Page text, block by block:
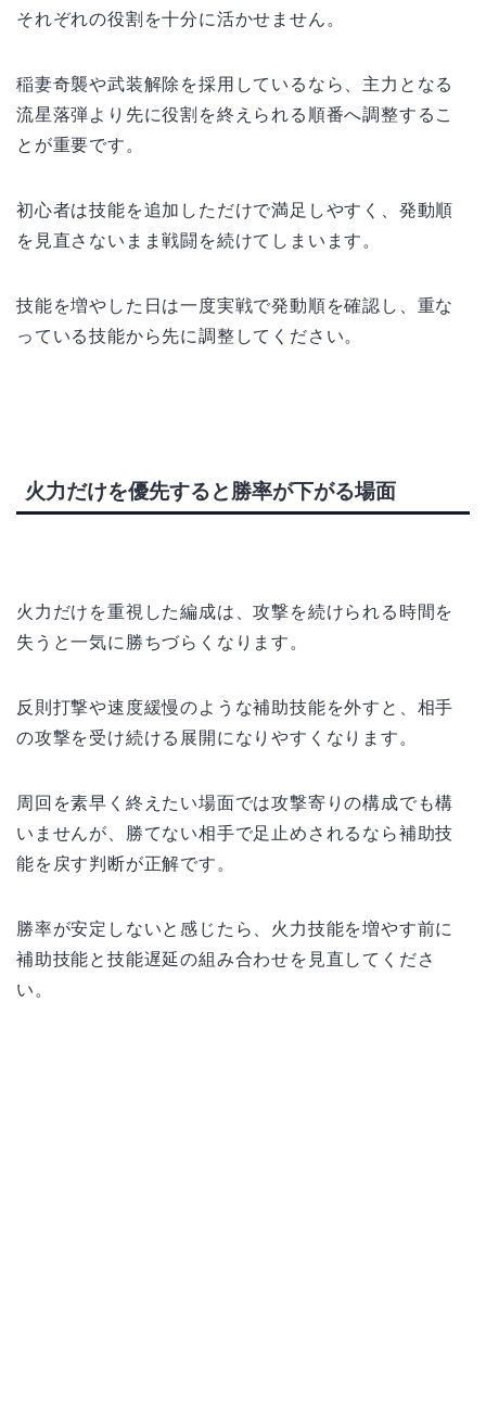
それぞれの役割を十分に活かせません。
稲妻奇襲や武装解除を採用しているなら、主力となる
流星落弾より先に役割を終えられる順番へ調整するこ
とが重要です。
初心者は技能を追加しただけで満足しやすく、発動順
を見直さないまま戦闘を続けてしまいます。
技能を増やした日は一度実戦で発動順を確認し、重な
っている技能から先に調整してください。
火力だけを優先すると勝率が下がる場面
火力だけを重視した編成は、攻撃を続けられる時間を
失うと一気に勝ちづらくなります。
反則打撃や速度緩慢のような補助技能を外すと、相手
の攻撃を受け続ける展開になりやすくなります。
周回を素早く終えたい場面では攻撃寄りの構成でも構
いませんが、勝てない相手で足止めされるなら補助技
能を戻す判断が正解です。
勝率が安定しないと感じたら、火力技能を増やす前に
補助技能と技能遅延の組み合わせを見直してくださ
い。